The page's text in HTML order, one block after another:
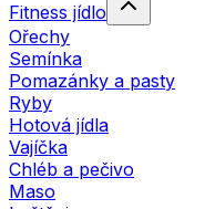
Fitness jídlo
Ořechy
Semínka
Pomazánky a pasty
Ryby
Hotová jídla
Vajíčka
Chléb a pečivo
Maso